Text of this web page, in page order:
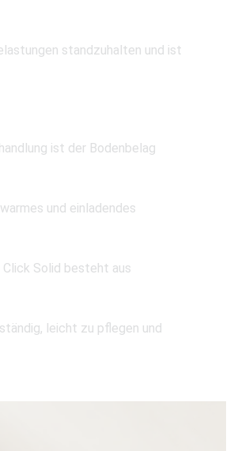
standzuhalten und ist
ist der Bodenbelag
und einladendes
Solid besteht aus
leicht zu pflegen und